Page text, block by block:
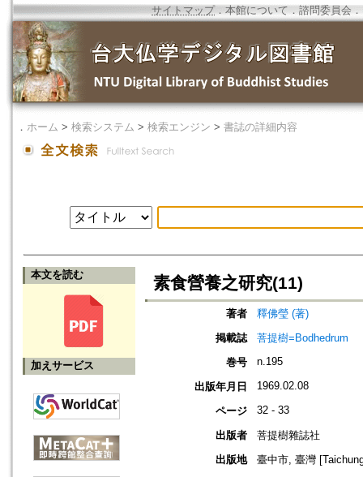
サイトマップ．本館について ． 諮問委員会 ．
． ホーム > 検索システム > 検索エンジン > 書誌の詳細内容
本文を読む
加えサービス
素食營養之研究(11)
著者
釋佛瑩 (著)
掲載誌
菩提樹=Bodhedrum
巻号
n.195
出版年月日 1969.02.08
ページ 32 - 33
出版者
菩提樹雜誌社
出版地
臺中市, 臺灣